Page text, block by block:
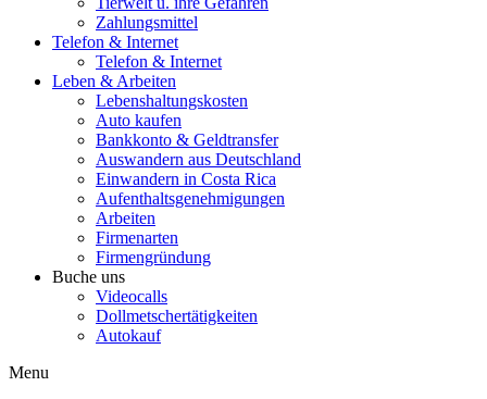
Zahlungsmittel
Telefon & Internet
Telefon & Internet
Leben & Arbeiten
Lebenshaltungskosten
Auto kaufen
Bankkonto & Geldtransfer
Auswandern aus Deutschland
Einwandern in Costa Rica
Aufenthaltsgenehmigungen
Arbeiten
Firmenarten
Firmengründung
Buche uns
Videocalls
Dollmetschertätigkeiten
Autokauf
Menu